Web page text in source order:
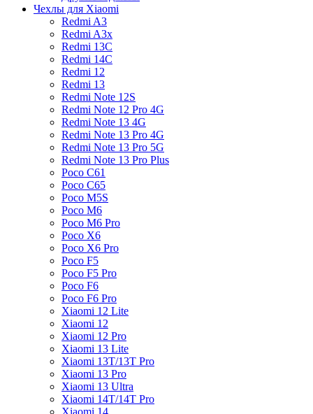
Чехлы для Xiaomi
Redmi A3
Redmi A3x
Redmi 13C
Redmi 14C
Redmi 12
Redmi 13
Redmi Note 12S
Redmi Note 12 Pro 4G
Redmi Note 13 4G
Redmi Note 13 Pro 4G
Redmi Note 13 Pro 5G
Redmi Note 13 Pro Plus
Poco C61
Poco C65
Poco M5S
Poco M6
Poco M6 Pro
Poco X6
Poco X6 Pro
Poco F5
Poco F5 Pro
Poco F6
Poco F6 Pro
Xiaomi 12 Lite
Xiaomi 12
Xiaomi 12 Pro
Xiaomi 13 Lite
Xiaomi 13T/13T Pro
Xiaomi 13 Pro
Xiaomi 13 Ultra
Xiaomi 14T/14T Pro
Xiaomi 14